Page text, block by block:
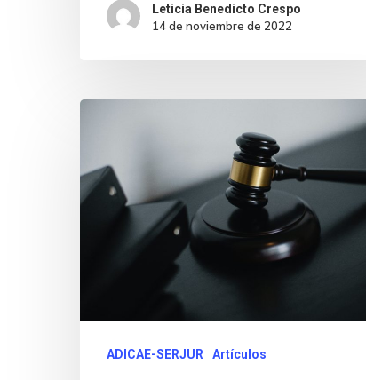
Leticia Benedicto Crespo
14 de noviembre de 2022
ADICAE-SERJUR Artículos